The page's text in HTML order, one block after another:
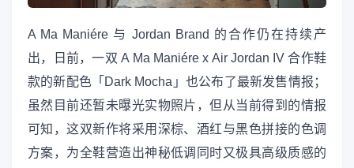
A Ma Maniére 与 Jordan Brand 的合作仍在持续产
出，日前，一双 A Ma Maniére x Air Jordan IV 合作鞋
款的新配色「Dark Mocha」也公布了最新发售情报；
虽然目前还暂未曝光实物照片，但从当前得到的情报
可知，这双新作将采用深棕、酒红与黑色拼接的色调
方案，为全鞋营造出神秘低调同时又极具高级质感的